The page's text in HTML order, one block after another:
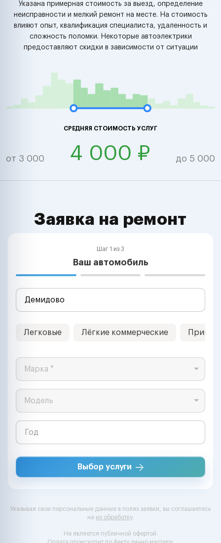
Указана примерная стоимость за выезд, определение
неисправности и мелкий ремонт на месте. На стоимость
влияют опыт, квалификация специалиста, удаленность и
сложность поломки. Некоторые автоэлектрики
предоставляют скидки в зависимости от ситуации
СРЕДНЯЯ СТОИМОСТЬ УСЛУГ
от 3 000 4 000 ₽ до 5 000
Заявка на ремонт
Шаг 1 из 3
Ваш автомобиль
Легковые Лёгкие коммерческие
Марка *
Модель
Выбор услуги
Указывая свои персональные данные в полях заявки, вы соглашаетесь
на их обработку.
Не является публичной офертой.